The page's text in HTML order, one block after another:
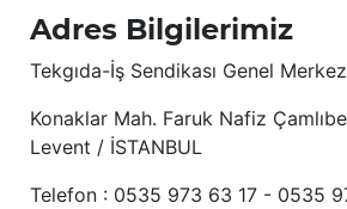
Adres Bilgilerimiz
Tekgıda-İş Sendikası Genel
Konaklar Mah. Faruk Nafiz
Levent / İSTANBUL
Telefon : 0535 973 63 17 - 0535